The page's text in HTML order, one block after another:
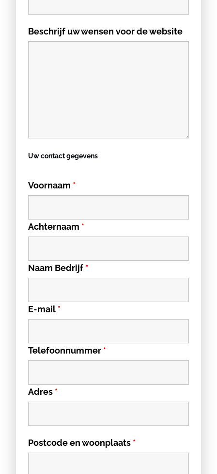
Beschrijf uw wensen voor de website
Uw contact gegevens
Voornaam *
Achternaam *
Naam Bedrijf *
E-mail *
Telefoonnummer *
Adres *
Postcode en woonplaats *